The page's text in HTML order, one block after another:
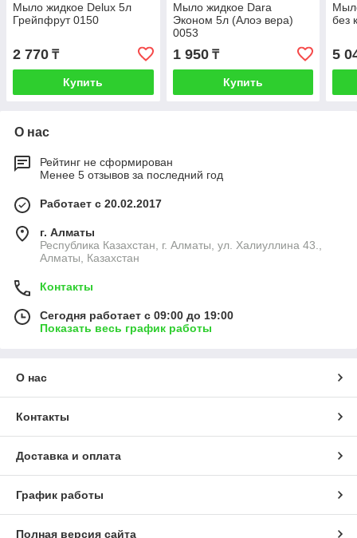
Мыло жидкое Delux 5л
Грейпфрут 0150
2 770 ₸
Купить
Мыло жидкое Dara
Эконом 5л (Алоэ вера)
0053
1 950₸
Купить
без
5
О нас
Рейтинг не сформирован
Менее 5 отзывов за последний год
Работает с 20.02.2017
г. Алматы
Республика Казахстан, г. Алматы, ул. Халиуллина 43.,
Алматы, Казахстан
Контакты
Сегодня работает с 09:00 до 19:00
Показать весь график работы
О нас
Контакты
Доставка и оплата
График работы
Полная версия сайта